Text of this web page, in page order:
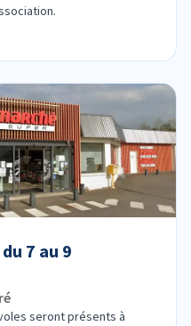
7 au 9
seront présents à